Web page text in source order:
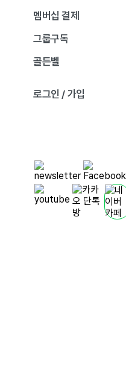
멤버십 결제
그룹구독
골든벨
로그인 / 가입